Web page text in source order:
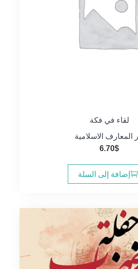
لقاء في فكة
المعارف الاسلامية
6.70$
إضافة إلى السلة